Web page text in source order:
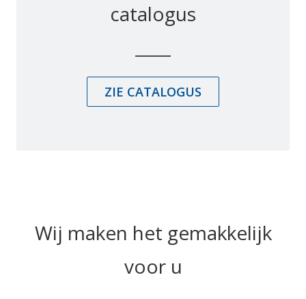
catalogus
ZIE CATALOGUS
Wij maken het gemakkelijk
voor u